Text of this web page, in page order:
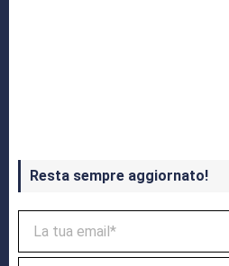
Resta sempre aggiornato!